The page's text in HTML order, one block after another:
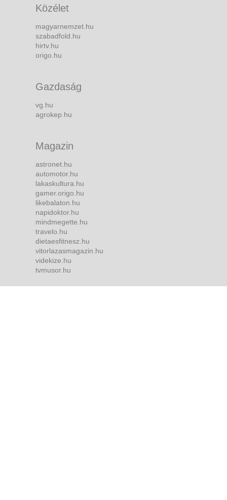
Közélet
magyarnemzet.hu
szabadfold.hu
hirtv.hu
origo.hu
Gazdaság
vg.hu
agrokep.hu
Magazin
astronet.hu
automotor.hu
lakaskultura.hu
gamer.origo.hu
likebalaton.hu
napidoktor.hu
mindmegette.hu
travelo.hu
dietaesfitnesz.hu
vitorlazasmagazin.hu
videkize.hu
tvmusor.hu